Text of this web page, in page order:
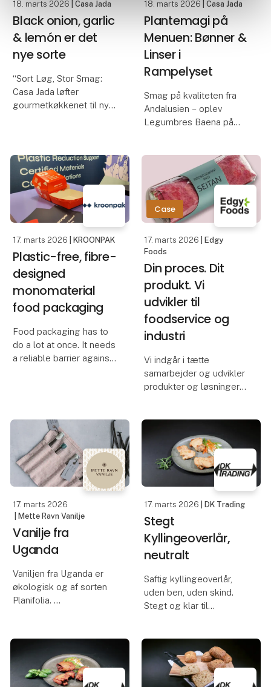
18. marts 2026 | Casa Jada
Black onion, garlic
& lemón er det
nye sorte
“Sort Løg, Stor Smag:
Casa Jada løfter
gourmetkøkkenet til nye
hvidløg til det eksklusive
sorte løg
Casa Jada har allerede
markeret sig som en af
Danm
18. marts 2026 | Casa Jada
Plantemagi på
Menuen: Bønner &
Linser i
Rampelyset
Smag på kvaliteten fra
Andalusien – oplev
Legumbres Baena på
Når kvalitet og pris skal
gå hånd i hånd, er råvarer
afgørende. På Foodexpo
præsenterer Casa Jada
et nøje udvalgt
17. marts 2026 | KROONPAK
Plastic-free, fibre-
designed
monomaterial
food packaging
Food packaging has to
do a lot at once. It needs
a reliable barrier against
solutions still rely on
plastic co
Case
17. marts 2026
| Edgy
Foods
Din proces. Dit
produkt. Vi
udvikler til
foodservice og
industri
Vi indgår i tætte
samarbejder og udvikler
produkter og løsninger
Fx: har vi været med til at
udvikle: 7-Eeleven's
bedst sælgende wrap,
17. marts 2026
| Mette Ravn Vanilje
Vanilje fra
Uganda
Vaniljen fra Uganda er
økologisk og af sorten
Planifolia.
kraftige noter af mørk
mælkechokolade,
smørfedme og intens
sødme a la tørrede
17. marts 2026 | DK Trading
Stegt
Kyllingeoverlår,
neutralt
Saftig kyllingeoverlår,
uden ben, uden skind.
Stegt og klar til